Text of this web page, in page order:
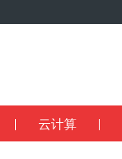
云计算